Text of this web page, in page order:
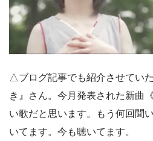
△ブログ記事でも紹介させてい
き』さん。今月発表された新曲
い歌だと思います。もう何回聞
いてます。今も聴いてます。